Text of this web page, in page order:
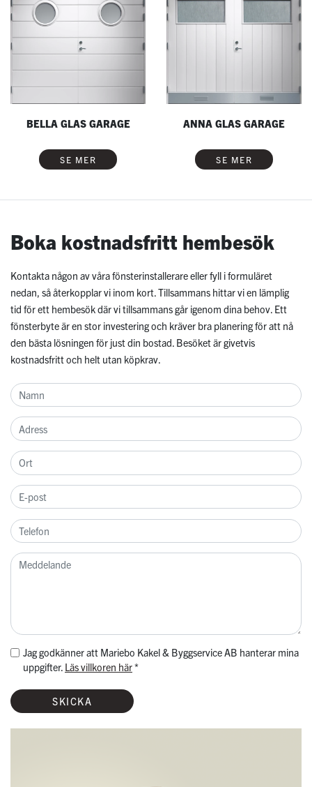
BELLA GLAS GARAGE
SE MER
ANNA GLAS GARAGE
SE MER
Boka kostnadsfritt hembesök
Kontakta någon av våra fönsterinstallerare eller fyll i formuläret
nedan, så återkopplar vi inom kort. Tillsammans hittar vi en lämplig
tid för ett hembesök där vi tillsammans går igenom dina behov. Ett
fönsterbyte är en stor investering och kräver bra planering för att nå
den bästa lösningen för just din bostad. Besöket är givetvis
kostnadsfritt och helt utan köpkrav.
Jag godkänner att Mariebo Kakel & Byggservice AB hanterar mina
uppgifter. Läs villkoren här*